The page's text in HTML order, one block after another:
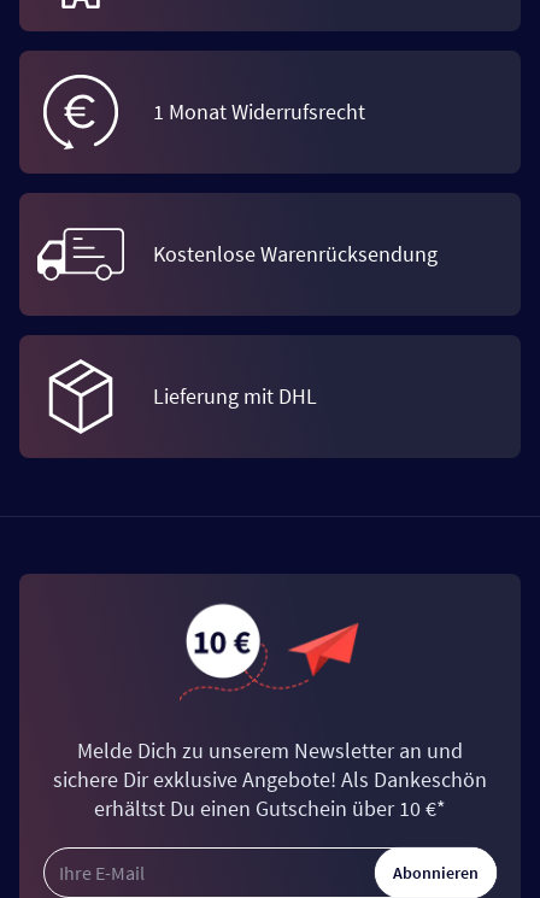
1 Monat Widerrufsrecht
Kostenlose Warenrücksendung
Lieferung mit DHL
Melde Dich zu unserem Newsletter an und
sichere Dir exklusive Angebote! Als Dankeschön
erhältst Du einen Gutschein über 10 €*
Abonnieren